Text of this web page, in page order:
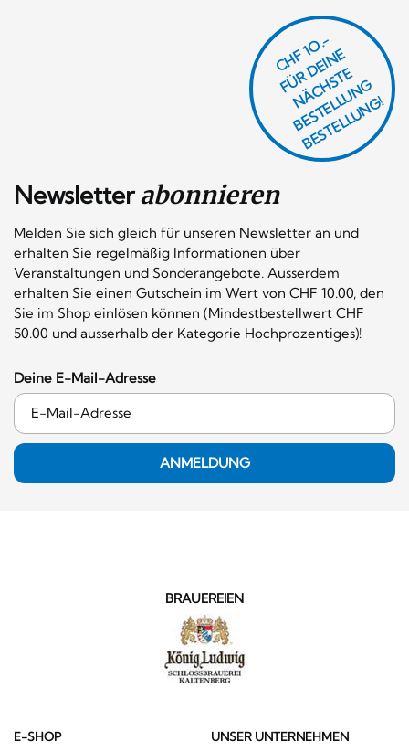
Newsletterabonnieren
Melden Sie sich gleich für unseren Newsletter an und
erhalten Sie regelmäßig Informationen über
Veranstaltungen und Sonderangebote. Ausserdem
erhalten Sie einen Gutschein im Wert von CHF 10.00, den
Sie im Shop einlösen können (Mindestbestellwert CHF
50.00 und ausserhalb der Kategorie Hochprozentiges)!
CHF 1O.-
F
Ü
R
D
EI
N
E
N
Ä
C
H
S
T
E
B
E
S
T
E
L
L
U
N
G
B
E
S
T
E
L
L
U
N
G!
Deine E-Mail-Adresse
ANMELDUNG
BRAUEREIEN
E-SHOP UNSER UNTERNEHMEN